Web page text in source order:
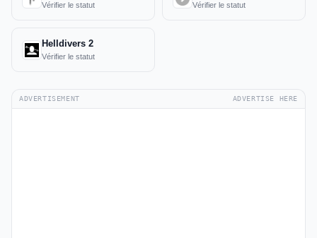
Vérifier le statut Vérifier le statut
Helldivers 2
Vérifier le statut
ADVERTISEMENT ADVERTISE HERE